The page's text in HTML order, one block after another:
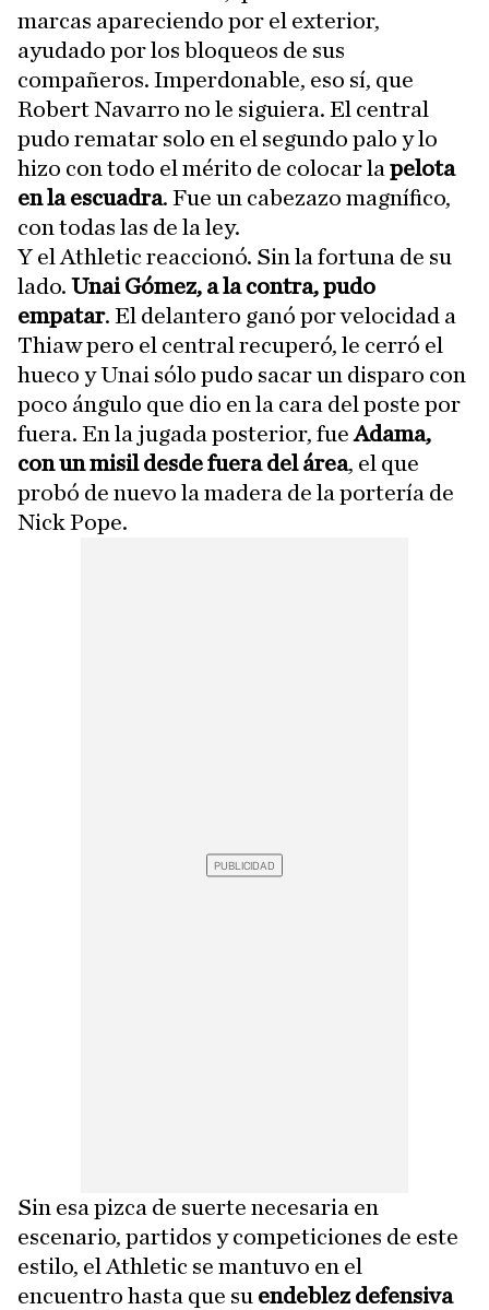
marcas apareciendo por el exterior,
ayudado por los bloqueos de sus
compañeros. Imperdonable, eso sí, que
Robert Navarro no le siguiera. El central
pudo rematar solo en el segundo palo y lo
hizo con todo el mérito de colocar la pelota
en la escuadra. Fue un cabezazo magnífico,
con todas las de la ley.
Y el Athletic reaccionó. Sin la fortuna de su
lado. Unai Gómez, a la contra, pudo
empatar. El delantero ganó por velocidad a
Thiaw pero el central recuperó, le cerró el
hueco y Unai sólo pudo sacar un disparo con
poco ángulo que dio en la cara del poste por
fuera. En la jugada posterior, fueAdama,
con un misil desde fuera del área, el que
probó de nuevo la madera de la portería de
Nick Pope.
Sin esa pizca de suerte necesaria en
escenario, partidos y competiciones de este
estilo, el Athletic se mantuvo en el
encuentro hasta que su endeblez defensiva